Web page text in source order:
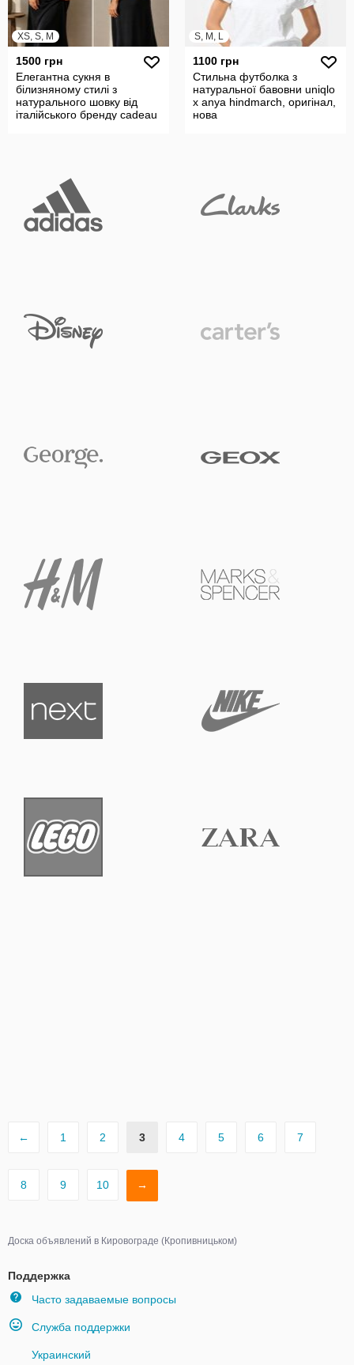
XS, S, M
1500 грн
Елегантна сукня в
білизняному стилі з
натурального шовку від
італійського бренду cadeau
S, M, L
1100 грн
Стильна футболка з
натуральної бавовни uniqlo
x anya hindmarch, оригінал,
нова
← 1 2 3 4 5 6 7
8 9 10 →
Доска объявлений в Кировограде (Кропивницьком)
Поддержка
Часто задаваемые вопросы
Служба поддержки
Украинский